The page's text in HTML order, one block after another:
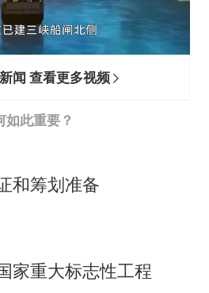
闻 查看更多视频
此重要？
和筹划准备
家重大标志性工程